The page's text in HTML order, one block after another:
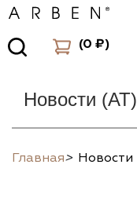
(0 ₽)
Новости (AT)
Главная> Новости